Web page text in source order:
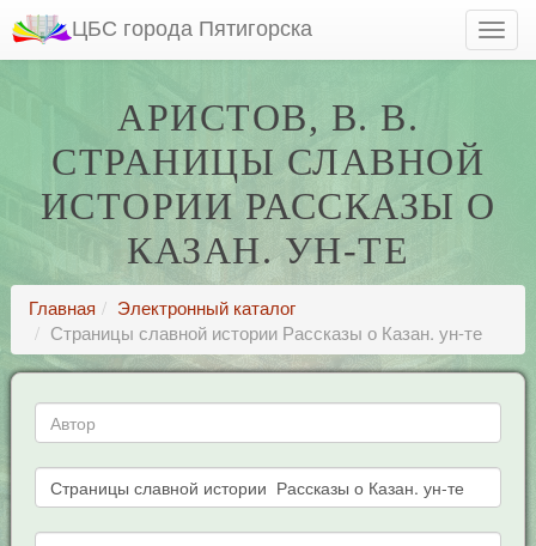
ЦБС города Пятигорска
АРИСТОВ, В. В.
СТРАНИЦЫ СЛАВНОЙ
ИСТОРИИ РАССКАЗЫ О
КАЗАН. УН-ТЕ
Главная
Электронный каталог
Страницы славной истории Рассказы о Казан. ун-те